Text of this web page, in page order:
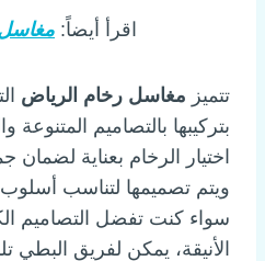
اقرأ أيضاً:
تتميز مغاسل رخام الرياض
بتركيبها بالتصاميم المتنوعة
اختيار الرخام بعناية لضمان
ويتم تصميمها لتناسب أسلوب
سواء كنت تفضل التصاميم
الأنيقة، يمكن لفريق البطي